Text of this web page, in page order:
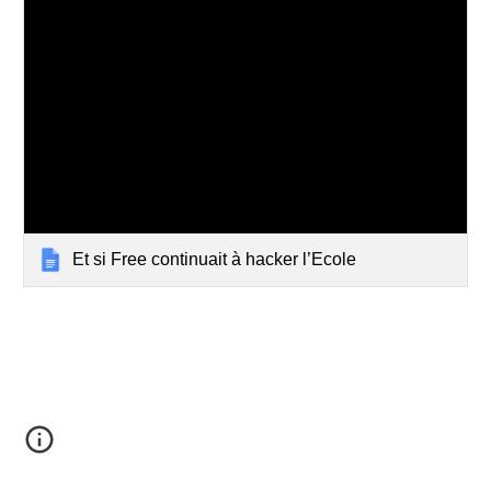
Et si Free continuait à hacker l’Ecole